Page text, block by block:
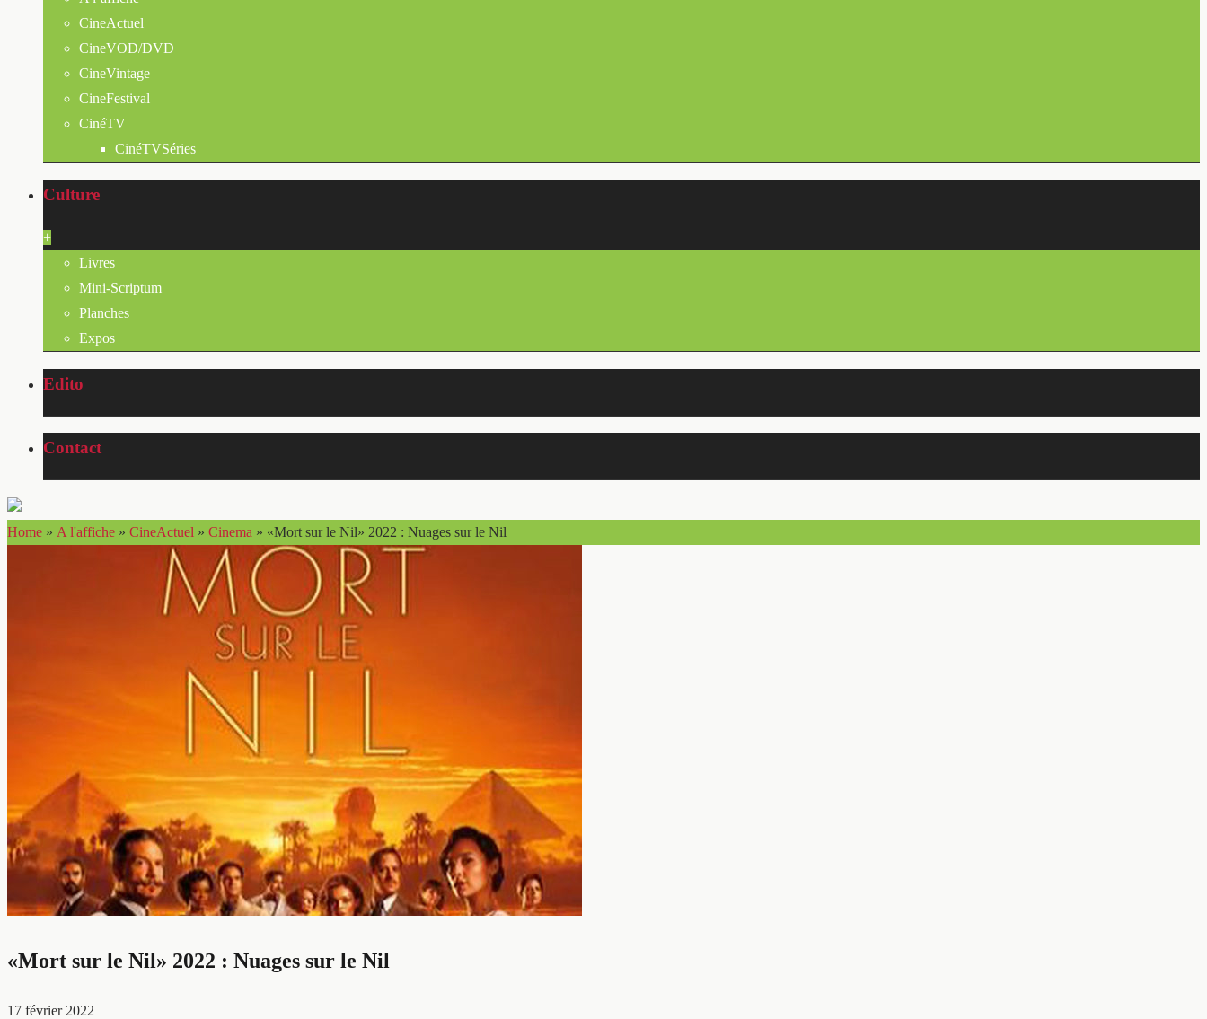
CineActuel
CineVOD/DVD
CineVintage
CineFestival
CinéTV
CinéTVSéries
Culture
+
Livres
Mini-Scriptum
Planches
Expos
Edito
Contact
Home » A l'affiche » CineActuel » Cinema » «Mort sur le Nil» 2022 : Nuages sur le Nil
«Mort sur le Nil» 2022 : Nuages sur le Nil
17 février 2022